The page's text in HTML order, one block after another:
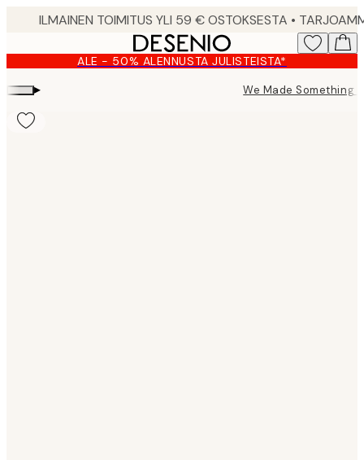
content.
ALE - 50% ALENNUSTA JULISTEISTA*
▸ We Made Something